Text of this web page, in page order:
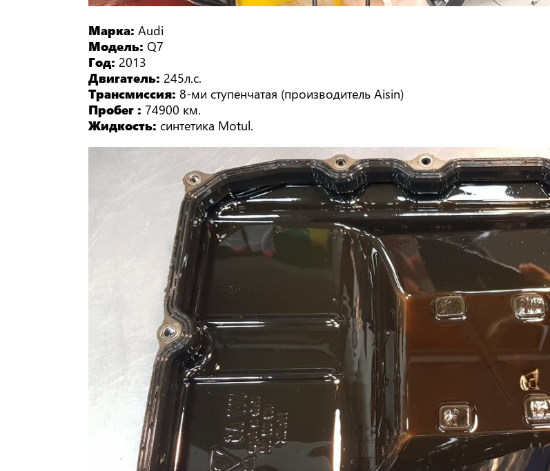
Марка:Audi
Модель:Q7
Год: 2013
Двигатель: 245л.с.
Трансмиссия:8-ми ступенчатая (производитель Aisin)
Пробег :74900 км.
Жидкость:синтетика Motul.